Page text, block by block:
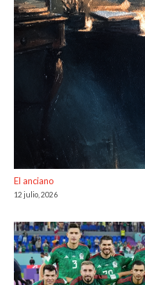
El anciano
12 julio, 2026